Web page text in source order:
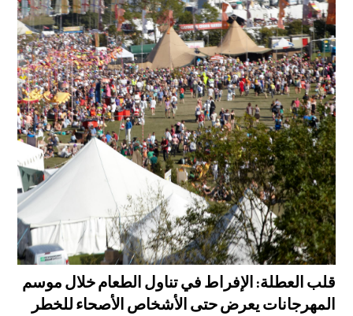
قلب العطلة: الإفراط في تناول الطعام خلال موسم
المهرجانات يعرض حتى الأشخاص الأصحاء للخطر